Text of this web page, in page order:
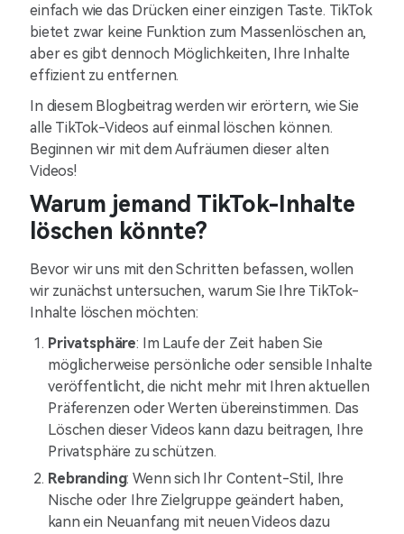
einfach wie das Drücken einer einzigen Taste. TikTok
bietet zwar keine Funktion zum Massenlöschen an,
aber es gibt dennoch Möglichkeiten, Ihre Inhalte
effizient zu entfernen.
In diesem Blogbeitrag werden wir erörtern, wie Sie
alle TikTok-Videos auf einmal löschen können.
Beginnen wir mit dem Aufräumen dieser alten
Videos!
Warum jemand TikTok-Inhalte
löschen könnte?
Bevor wir uns mit den Schritten befassen, wollen
wir zunächst untersuchen, warum Sie Ihre TikTok-
Inhalte löschen möchten:
Privatsphäre: Im Laufe der Zeit haben Sie
möglicherweise persönliche oder sensible Inhalte
veröffentlicht, die nicht mehr mit Ihren aktuellen
Präferenzen oder Werten übereinstimmen. Das
Löschen dieser Videos kann dazu beitragen, Ihre
Privatsphäre zu schützen.
Rebranding: Wenn sich Ihr Content-Stil, Ihre
Nische oder Ihre Zielgruppe geändert haben,
kann ein Neuanfang mit neuen Videos dazu